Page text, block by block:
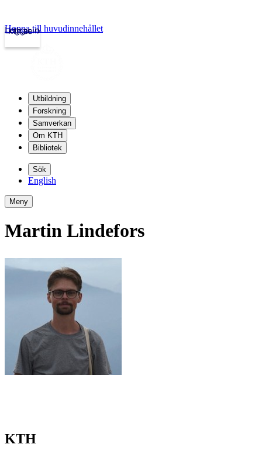
kth.se
Logga in
Hoppa till huvudinnehållet
Utbildning
Forskning
Samverkan
Om KTH
Bibliotek
Sök
English
Meny
Martin Lindefors
KTH